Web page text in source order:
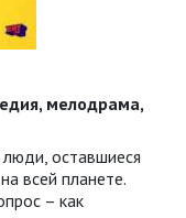
мелодрама,
оставшиеся
всей планете.
– как